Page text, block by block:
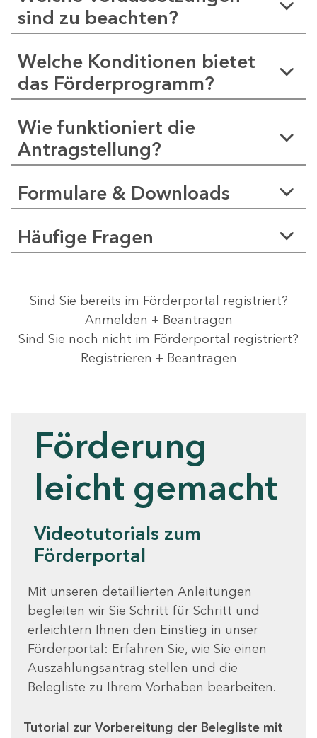
sind zu beachten?
Welche Konditionen bietet
das Förderprogramm?
Wie funktioniert die
Antragstellung?
Formulare & Downloads
Häufige Fragen
Sind Sie bereits im Förderportal registriert?
Anmelden + Beantragen
Sind Sie noch nicht im Förderportal registriert?
Registrieren + Beantragen
Förderung
leicht gemacht
Videotutorials zum
Förderportal
Mit unseren detaillierten Anleitungen
begleiten wir Sie Schritt für Schritt und
erleichtern Ihnen den Einstieg in unser
Förderportal: Erfahren Sie, wie Sie einen
Auszahlungsantrag stellen und die
Belegliste zu Ihrem Vorhaben bearbeiten.
Tutorial zur Vorbereitung der Belegliste mit